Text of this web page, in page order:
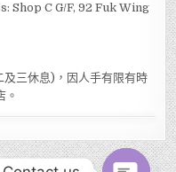
Shop C G/F, 92 Fuk Wing
及三休息)，因人手有限有時
。